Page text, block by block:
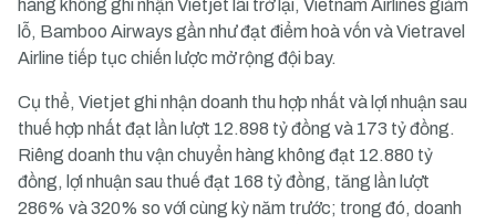
hàng không ghi nhận Vietjet lãi trở lại, Vietnam Airlines giảm
lỗ, Bamboo Airways gần như đạt điểm hoà vốn và Vietravel
Airline tiếp tục chiến lược mở rộng đội bay.
Cụ thể, Vietjet ghi nhận doanh thu hợp nhất và lợi nhuận sau
thuế hợp nhất đạt lần lượt 12.898 tỷ đồng và 173 tỷ đồng.
Riêng doanh thu vận chuyển hàng không đạt 12.880 tỷ
đồng, lợi nhuận sau thuế đạt 168 tỷ đồng, tăng lần lượt
286% và 320% so với cùng kỳ năm trước; trong đó, doanh